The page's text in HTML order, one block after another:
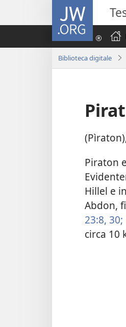
JW.ORG
Biblioteca digitale
Piraton
Hillel e
Abdon,
23:8, 30;
circa 10